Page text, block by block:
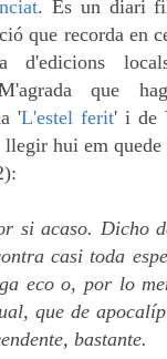
. És un diari
que recorda en
d'edicions
M'agrada que
'L'estel ferit' i de
hui em
si acaso. Dicho
casi toda
eco o, por lo
que de
bastante.